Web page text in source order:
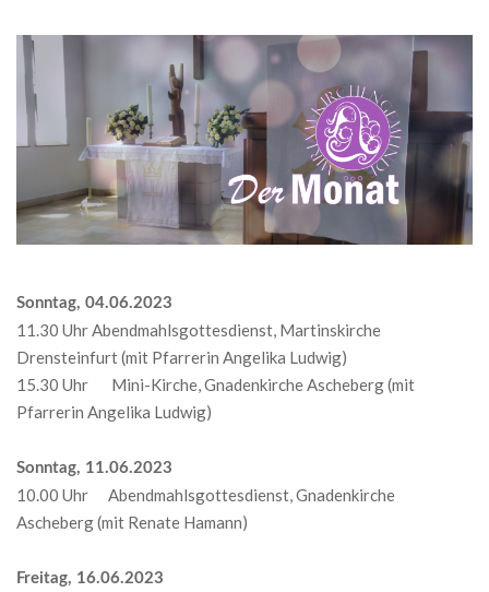
Sonntag, 04.06.2023
11.30 Uhr Abendmahlsgottesdienst, Martinskirche
Drensteinfurt (mit Pfarrerin Angelika Ludwig)
15.30 Uhr Mini-Kirche, Gnadenkirche Ascheberg (mit
Pfarrerin Angelika Ludwig)
Sonntag, 11.06.2023
10.00 Uhr Abendmahlsgottesdienst, Gnadenkirche
Ascheberg (mit Renate Hamann)
Freitag, 16.06.2023